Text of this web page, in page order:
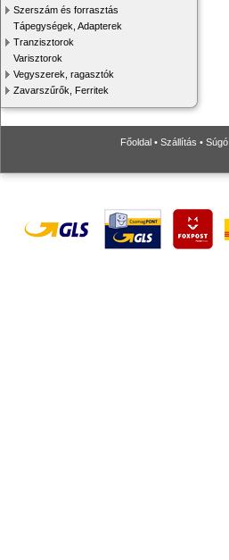
Szerszám és forrasztás
Tápegységek, Adapterek
Tranzisztorok
Varisztorok
Vegyszerek, ragasztók
Zavarszűrők, Ferritek
Főoldal • Szállítás • Súgó